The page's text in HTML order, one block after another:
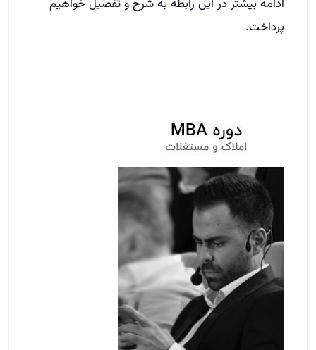
ادامه بیشتر در این رابطه به شرح و تفصیل خواهیم
پرداخت.